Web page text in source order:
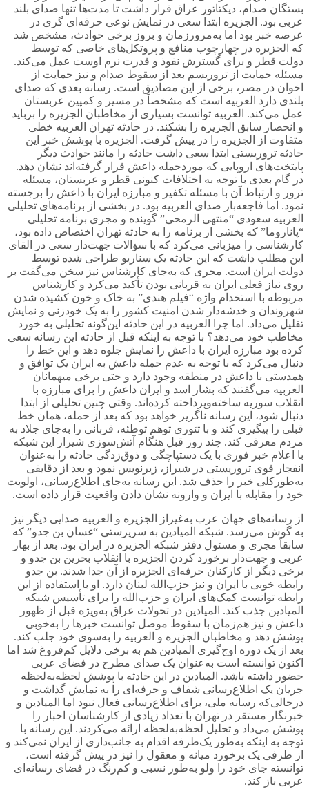
بستگان صدام، دیکتاتور عراق قرار داشت تا مدت‌ها تنها صدای بلند
عربی بود. الجزیره ابتدا سعی در نمایش نوعی حرفه‌ای گری در
عرصه خبر بود اما به‌مرورزمان و بروز برخی حوادث، مشخص شد
که الجزیره در چهارچوب منافع و پروتکل‌های خاصی که توسط
دولت قطر و برای گسترش نفوذ و قدرت نرم اوست عمل می‌کند.
مسئله حمایت از تروریسم بعد از سقوط صدام و نیز حمایت از
اخوان در مصر، برخی از این مصادیق است. رسانه بعدی که صدای
بلندی دارد العربیه است که مشخصاً در مسیر و کمپین عربستان
عمل می‌کند. العربیه توانست بسیاری از مخاطبان الجزیره را برباید
و انحصار سابق الجزیره را بشکند. در حادثه تهران العربیه خطی
متفاوت از الجزیره را در پیش گرفت. الجزیره با پوشش خبر این
حادثه تروریستی ابتدا سعی داشت حادثه را مانند حوادث دیگر
پایتخت‌های اروپایی که موردحمله داعش قرار گرفته‌اند نشان دهد.
در گام بعدی با توجه به اختلافات کنونی قطر و عربستان، مسئله
ترور و ارتباط آن با مسئله تکفیر و مبارزه ایران با داعش را برجسته
نمود. اما فاجعه‌بار صدای العربیه بود. در بخشی از برنامه‌های تحلیلی
العربیه سعودی “منتهی الرمحی” گوینده و مجری برنامه تحلیلی
“پاناروما” که بخشی از برنامه را به حادثه تهران اختصاص داده بود،
کارشناسی را میزبانی می‌کرد که با سؤالات جهت‌دار سعی در القای
این مطلب داشت که این حادثه یک سناریو طراحی شده توسط
دولت ایران است. مجری که به‌جای کارشناس نیز سخن می‌گفت بر
روی نیاز فعلی ایران به قربانی بودن تأکید می‌کرد و کارشناس
مربوطه با استخدام واژه “فیلم هندی” به خاک و خون کشیده شدن
شهروندان و خدشه‌دار شدن امنیت کشور را به یک خودزنی و نمایش
تقلیل می‌داد. اما چرا العربیه در این حادثه این‌گونه تحلیلی به خورد
مخاطب خود می‌دهد؟ با توجه به اینکه قبل از حادثه این رسانه سعی
کرده بود مبارزه ایران با داعش را نمایش جلوه دهد و این خط را
دنبال می‌کرد که با توجه به عدم حمله داعش به ایران یک توافق و
همدستی با داعش در منطقه وجود دارد و حتی برخی میهمانان
العربیه می‌گفتند که بشار اسد و ایران داعش را برای مبارزه با
انقلاب سوریه ساخته‌وپرداخته کرده‌اند. وقتی چنین تحلیلی از ابتدا
دنبال شود، این رسانه ناگزیر خواهد بود که بعد از حمله، همان خط
قبلی را پیگیری کند و با تئوری توهم توطئه، قربانی را به‌جای جلاد به
مردم معرفی کند. چند روز قبل هنگام آتش‌سوزی شیراز این شبکه
با اعلام خبر فوری با یک دستپاچگی و ذوق‌زدگی حادثه را به‌عنوان
انفجار قوی تروریستی در شیراز، زیرنویس نمود و بعد از دقایقی
به‌طورکلی خبر را حذف شد. این رسانه به‌جای اطلاع‌رسانی، اولویت
خود را مقابله با ایران و وارونه نشان دادن واقعیت قرار داده است.
از رسانه‌های جهان عرب به‌غیراز الجزیره و العربیه صدایی دیگر نیز
به گوش می‌رسد. شبکه المیادین به سرپرستی “غسان بن جدو” که
سابقاً مجری و مسئول دفتر شبکه الجزیره در ایران بود. بعد از بهار
عربی و جهت‌دار برخورد کردن الجزیره با انقلاب بحرین بن جدو و
برخی دیگر از کارکنان حرفه‌ای الجزیره از آن جدا شدند. بن جدو
رابطه خوبی با ایران و نیز حزب‌الله لبنان دارد. او با استفاده از این
رابطه توانست کمک‌های ایران و حزب‌الله را برای تأسیس شبکه
المیادین جذب کند. المیادین در تحولات عراق به‌ویژه قبل از ظهور
داعش و نیز هم‌زمان با سقوط موصل توانست خبرها را به‌خوبی
پوشش دهد و مخاطبان الجزیره و العربیه را به‌سوی خود جلب کند.
بعد از یک دوره اوج‌گیری المیادین هم به برخی دلایل کم‌فروغ شد اما
اکنون توانسته است به‌عنوان یک صدای مطرح در فضای عربی
حضور داشته باشد. المیادین در این حادثه با پوشش لحظه‌به‌لحظه
جریان یک اطلاع‌رسانی شفاف و حرفه‌ای را به نمایش گذاشت و
درحالی‌که رسانه ملی، برای اطلاع‌رسانی فعال نبود اما المیادین و
خبرنگار مستقر در تهران با تعداد زیادی از کارشناسان اخبار را
پوشش می‌داد و تحلیل لحظه‌به‌لحظه ارائه می‌کردند. این رسانه با
توجه به اینکه به‌طور یک‌طرفه اقدام به جانب‌داری از ایران نمی‌کند و
از طرفی یک برخورد میانه و معقول را نیز در پیش گرفته است،
توانسته جای خود را ولو به‌طور نسبی و کم‌رنگ در فضای رسانه‌ای
عربی باز کند.